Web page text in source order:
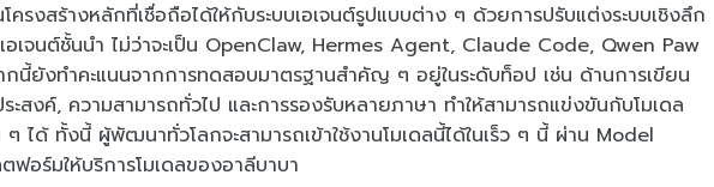
ครงสร้างหลักที่เชื่อถือได้ให้กับระบบเอเจนต์รูปแบบต่าง ๆ ด้วยการปรับแต่งระบบเชิงลึก
เอเจนต์ชั้นนำ ไม่ว่าจะเป็น OpenClaw, Hermes Agent, Claude Code, Qwen Paw
นี้ยังทำคะแนนจากการทดสอบมาตรฐานสำคัญ ๆ อยู่ในระดับท็อป เช่น ด้านการเขียน
ะสงค์, ความสามารถทั่วไป และการรองรับหลายภาษา ทำให้สามารถแข่งขันกับโมเดล
ได้ ทั้งนี้ ผู้พัฒนาทั่วโลกจะสามารถเข้าใช้งานโมเดลนี้ได้ในเร็ว ๆ นี้ ผ่าน Model
ฟอร์มให้บริการโมเดลของอาลีบาบา